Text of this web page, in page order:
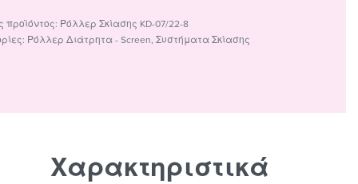
Ρόλλερ Σκίασης KD-07/22-8
Ρόλλερ Διάτρητα - Screen ,Συστήματα Σκίασης
Χαρακτηριστικά